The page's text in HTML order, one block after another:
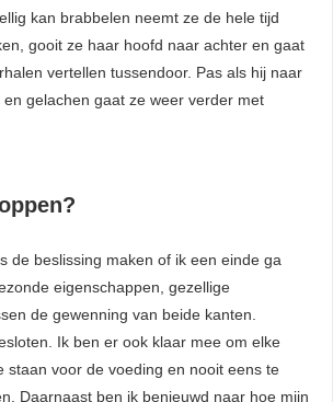
kan brabbelen neemt ze de hele tijd
gooit ze haar hoofd naar achter en gaat
vertellen tussendoor. Pas als hij naar
gelachen gaat ze weer verder met
de beslissing maken of ik een einde ga
eigenschappen, gezellige
de gewenning van beide kanten.
Ik ben er ook klaar mee om elke
staan voor de voeding en nooit eens te
Daarnaast ben ik benieuwd naar hoe mijn